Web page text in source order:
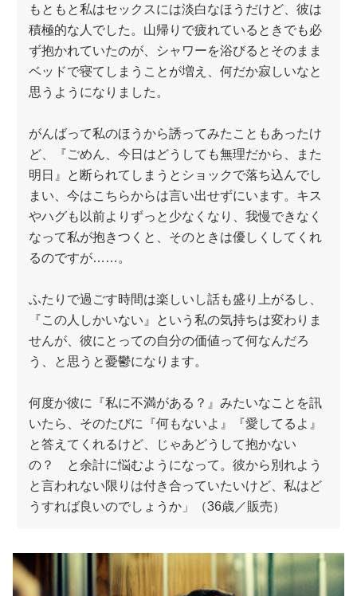
もともと私はセックスには淡白なほうだけど、彼は
積極的な人でした。山帰りで疲れているときでも必
ず抱かれていたのが、シャワーを浴びるとそのまま
ベッドで寝てしまうことが増え、何だか寂しいなと
思うようになりました。
がんばって私のほうから誘ってみたこともあったけ
ど、『ごめん、今日はどうしても無理だから、また
明日』と断られてしまうとショックで落ち込んでし
まい、今はこちらからは言い出せずにいます。キス
やハグも以前よりずっと少なくなり、我慢できなく
なって私が抱きつくと、そのときは優しくしてくれ
るのですが……。
ふたりで過ごす時間は楽しいし話も盛り上がるし、
『この人しかいない』という私の気持ちは変わりま
せんが、彼にとっての自分の価値って何なんだろ
う、と思うと憂鬱になります。
何度か彼に『私に不満がある？』みたいなことを訊
いたら、そのたびに『何もないよ』『愛してるよ』
と答えてくれるけど、じゃあどうして抱かない
の？ と余計に悩むようになって。彼から別れよう
と言われない限りは付き合っていたいけど、私はど
うすれば良いのでしょうか」（36歳／販売）